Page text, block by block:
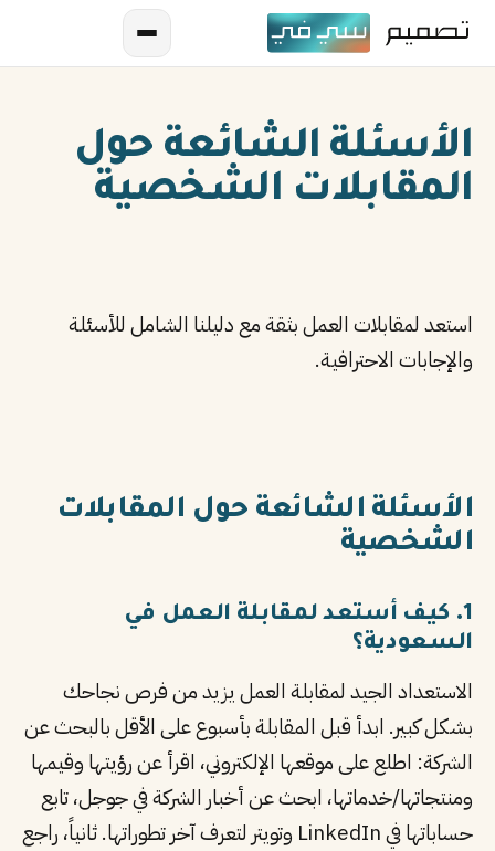
EN
PT
TR
الأسئلة الشائعة حول
المقابلات الشخصية
استعد لمقابلات العمل بثقة مع دليلنا الشامل للأسئلة
والإجابات الاحترافية.
الأسئلة الشائعة حول المقابلات
الشخصية
1. كيف أستعد لمقابلة العمل في
السعودية؟
الاستعداد الجيد لمقابلة العمل يزيد من فرص نجاحك
بشكل كبير. ابدأ قبل المقابلة بأسبوع على الأقل بالبحث عن
الشركة: اطلع على موقعها الإلكتروني، اقرأ عن رؤيتها وقيمها
ومنتجاتها/خدماتها، ابحث عن أخبار الشركة في جوجل، تابع
حساباتها في LinkedIn وتويتر لتعرف آخر تطوراتها. ثانياً، راجع